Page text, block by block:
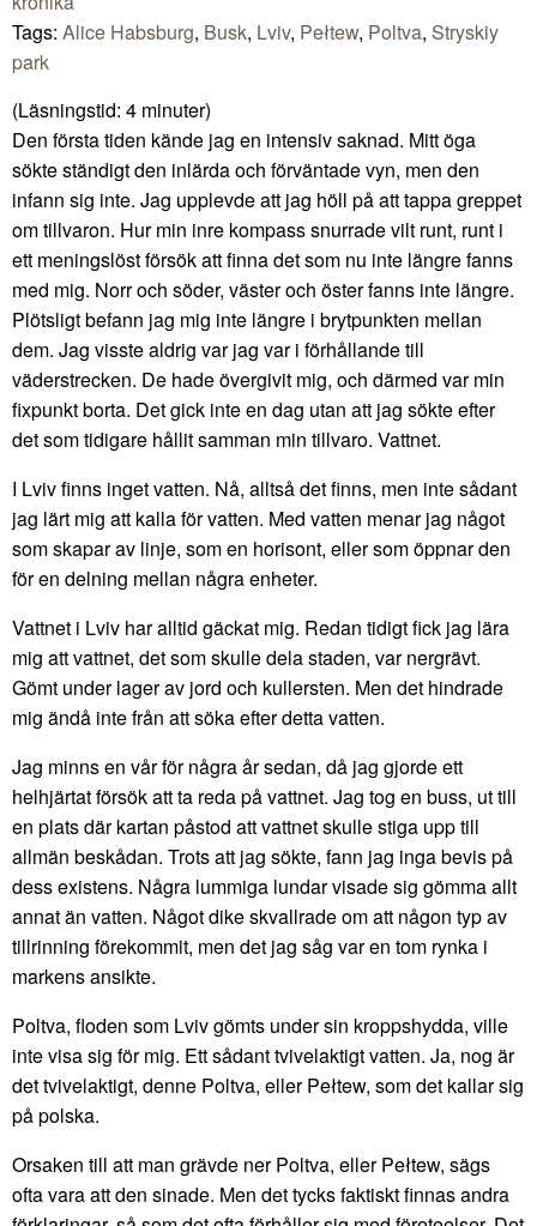
Tags: Alice Habsburg, Busk, Lviv, Pełtew, Poltva, Stryskiy
park
(Läsningstid: 4 minuter)
Den första tiden kände jag en intensiv saknad. Mitt öga
sökte ständigt den inlärda och förväntade vyn, men den
infann sig inte. Jag upplevde att jag höll på att tappa greppet
om tillvaron. Hur min inre kompass snurrade vilt runt, runt i
ett meningslöst försök att finna det som nu inte längre fanns
med mig. Norr och söder, väster och öster fanns inte längre.
Plötsligt befann jag mig inte längre i brytpunkten mellan
dem. Jag visste aldrig var jag var i förhållande till
väderstrecken. De hade övergivit mig, och därmed var min
fixpunkt borta. Det gick inte en dag utan att jag sökte efter
det som tidigare hållit samman min tillvaro. Vattnet.
I Lviv finns inget vatten. Nå, alltså det finns, men inte sådant
jag lärt mig att kalla för vatten. Med vatten menar jag något
som skapar av linje, som en horisont, eller som öppnar den
för en delning mellan några enheter.
Vattnet i Lviv har alltid gäckat mig. Redan tidigt fick jag lära
mig att vattnet, det som skulle dela staden, var nergrävt.
Gömt under lager av jord och kullersten. Men det hindrade
mig ändå inte från att söka efter detta vatten.
Jag minns en vår för några år sedan, då jag gjorde ett
helhjärtat försök att ta reda på vattnet. Jag tog en buss, ut till
en plats där kartan påstod att vattnet skulle stiga upp till
allmän beskådan. Trots att jag sökte, fann jag inga bevis på
dess existens. Några lummiga lundar visade sig gömma allt
annat än vatten. Något dike skvallrade om att någon typ av
tillrinning förekommit, men det jag såg var en tom rynka i
markens ansikte.
Poltva, floden som Lviv gömts under sin kroppshydda, ville
inte visa sig för mig. Ett sådant tvivelaktigt vatten. Ja, nog är
det tvivelaktigt, denne Poltva, eller Pełtew, som det kallar sig
på polska.
Orsaken till att man grävde ner Poltva, eller Pełtew, sägs
ofta vara att den sinade. Men det tycks faktiskt finnas andra